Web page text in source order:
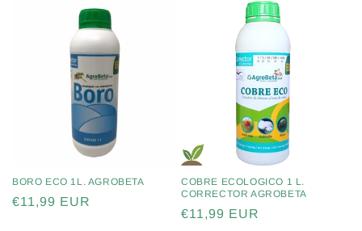
BORO ECO 1L. AGROBETA
Precio
€11,99 EUR
COBRE ECOLOGICO 1 L.
CORRECTOR AGROBETA
Precio
€11,99 EUR